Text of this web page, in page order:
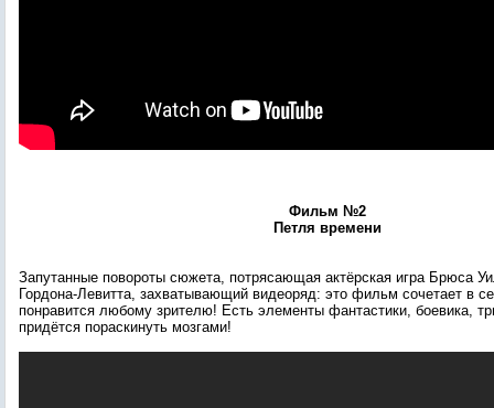
Фильм №2
Петля времени
Запутанные повороты сюжета, потрясающая актёрская игра Брюса
Гордона-Левитта, захватывающий видеоряд: это фильм сочетает в
понравится любому зрителю! Есть элементы фантастики, боевика,
придётся пораскинуть мозгами!